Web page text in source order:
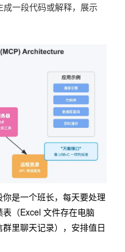
一段代码或解释，展示
是一个班长，每天要处理
（Excel 文件存在电脑
里聊天记录），安排值日